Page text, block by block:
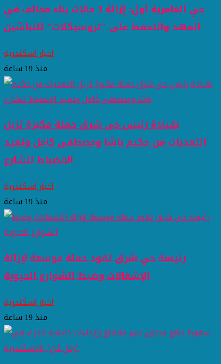
حي العامرية أول: إزالة 3 حالات بناء مخالف في
المهد والتحفظ على "تروسيكلات" للنباشين
اخبار اسكندرية
منذ 19 ساعة
بقيادة رئيس حى شرق حملة مكبرة تزيل
التعديات من حكيم باشا ومصطفى كامل وتعيد
الانضباط للشارع
اخبار اسكندرية
منذ 19 ساعة
رئيسة حي شرق تقود حملة موسعة لإزالة
الإشغالات وضبط الشوارع الحيوية
اخبار اسكندرية
منذ 19 ساعة